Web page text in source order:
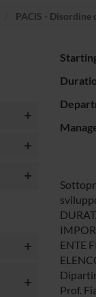
PACIS -
ENTE
Prof.